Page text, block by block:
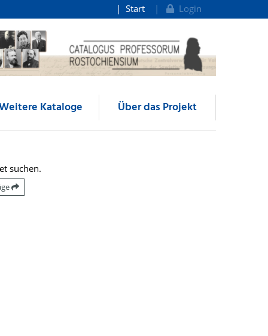
Start Login
Kataloge Über das Projekt
suchen.